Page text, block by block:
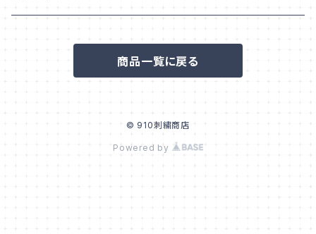
商品一覧に戻る
© 910刺繍商店
Powered by